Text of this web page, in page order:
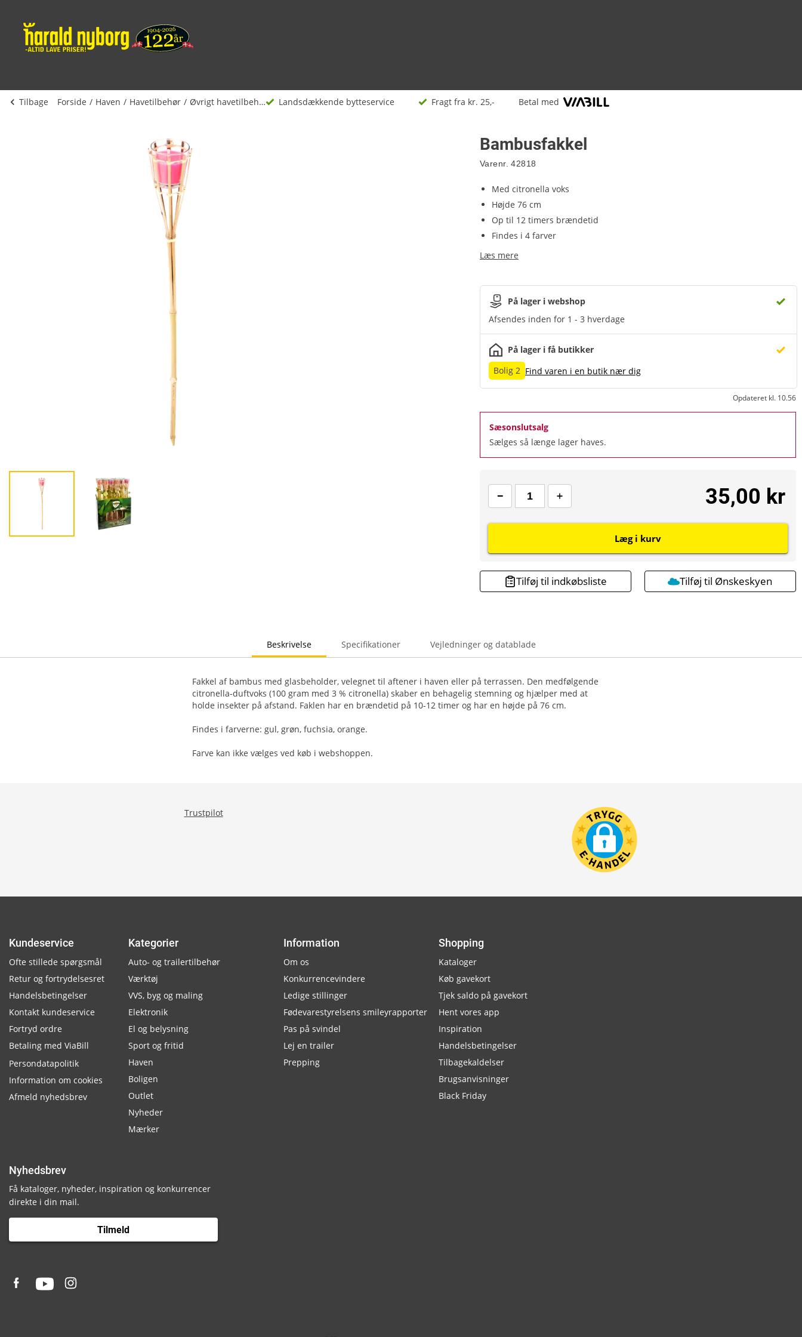
Tilbage Forside Haven Havetilbehør Øvrigt havetilbehør Landsdækkende bytteservice Fragt fra kr. 25,- Betal med
Bambusfakkel
Varenr. 42818
Med citronella voks
Højde 76 cm
Op til 12 timers brændetid
Findes i 4 farver
Læs mere
På lager i webshop
Afsendes inden for 1 - 3 hverdage
På lager i få butikker
Bolig 2 Find varen i en butik nær dig
Opdateret kl. 10.56
Sæsonslutsalg
Sælges så længe lager haves.
35,00 kr
Læg i kurv
Tilføj til indkøbsliste Tilføj til Ønskeskyen
Beskrivelse Specifikationer Vejledninger og datablade
Fakkel af bambus med glasbeholder, velegnet til aftener i haven eller på terrassen. Den medfølgende
citronella-duftvoks (100 gram med 3 % citronella) skaber en behagelig stemning og hjælper med at
holde insekter på afstand. Faklen har en brændetid på 10-12 timer og har en højde på 76 cm.
Findes i farverne: gul, grøn, fuchsia, orange.
Farve kan ikke vælges ved køb i webshoppen.
Trustpilot
Kundeservice
Ofte stillede spørgsmål
Retur og fortrydelsesret
Handelsbetingelser
Kontakt kundeservice
Fortryd ordre
Betaling med ViaBill
Persondatapolitik
Information om cookies
Afmeld nyhedsbrev
Kategorier
Auto- og trailertilbehør
Værktøj
VVS, byg og maling
Elektronik
El og belysning
Sport og fritid
Haven
Boligen
Outlet
Nyheder
Mærker
Information
Om os
Konkurrencevindere
Ledige stillinger
Fødevarestyrelsens smileyrapporter
Pas på svindel
Lej en trailer
Prepping
Shopping
Kataloger
Køb gavekort
Tjek saldo på gavekort
Hent vores app
Inspiration
Handelsbetingelser
Tilbagekaldelser
Brugsanvisninger
Black Friday
Nyhedsbrev
Få kataloger, nyheder, inspiration og konkurrencer
direkte i din mail.
Tilmeld